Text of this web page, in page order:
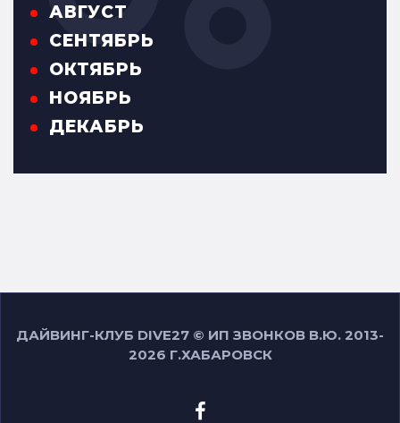
АВГУСТ
СЕНТЯБРЬ
ОКТЯБРЬ
НОЯБРЬ
ДЕКАБРЬ
ДАЙВИНГ-КЛУБ DIVE27 © ИП ЗВОНКОВ В.Ю. 2013-
2026 Г.ХАБАРОВСК